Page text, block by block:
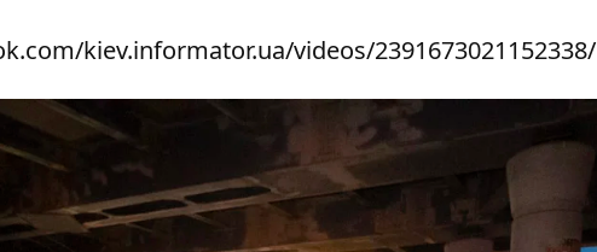
kiev.informator.ua/videos/2391673021152338/